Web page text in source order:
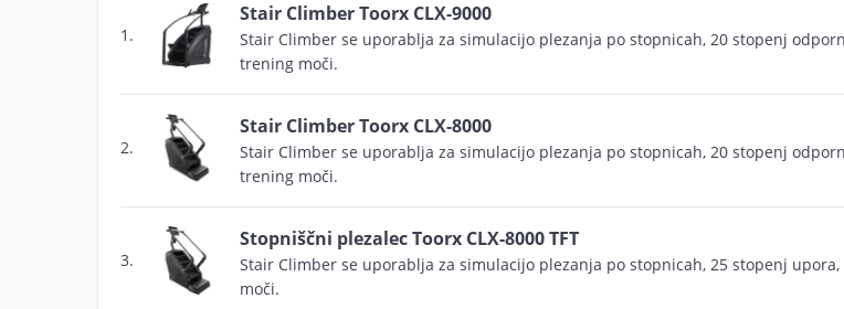
1.
Stair Climber Toorx CLX-9000
Stair Climber se uporablja za simulacijo plezanja po stopnicah, 20 stopenj
trening moči.
2.
Stair Climber Toorx CLX-8000
Stair Climber se uporablja za simulacijo plezanja po stopnicah, 20 stopenj
trening moči.
3.
Stopniščni plezalec Toorx CLX-8000 TFT
Stair Climber se uporablja za simulacijo plezanja po stopnicah, 25 stopenj
moči.